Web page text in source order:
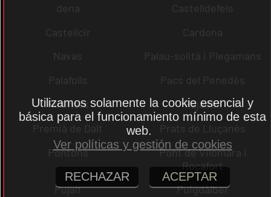
dena
Castelldefels
Castellcir
Cardona
Navas
Palau-solità i Plegamans
Palafolls
Pacs del Penedès
Rellinars
Rajadell
Premià de Dalt
Prats de Lluçanès
Pontons
Pont de Vilomara i
Rocafort
Pujalt
Puigdàlber
Utilizamos solamente la cookie esencial y
básica para el funcionamiento mínimo de esta
web.
Ver políticas y gestión de cookies
RECHAZAR ACEPTAR